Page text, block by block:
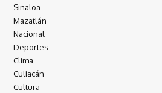
Sinaloa
Mazatlán
Nacional
Deportes
Clima
Culiacán
Cultura